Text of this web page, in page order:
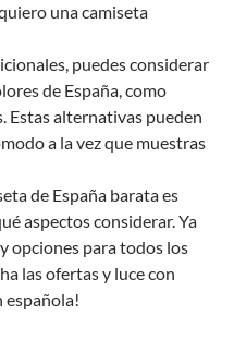
una camiseta
puedes considerar
de España, como
Estas alternativas pueden
a la vez que muestras
de España barata es
aspectos considerar. Ya
opciones para todos los
las ofertas y luce con
española!